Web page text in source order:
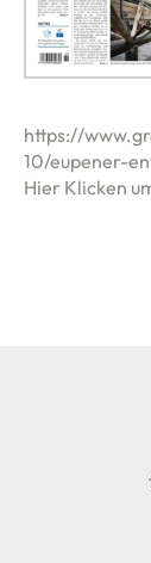
https://
10/eupener-
Hier Klicken